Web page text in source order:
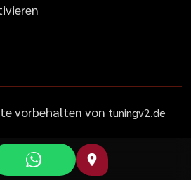
ivieren
vorbehalten von tuningv2.de